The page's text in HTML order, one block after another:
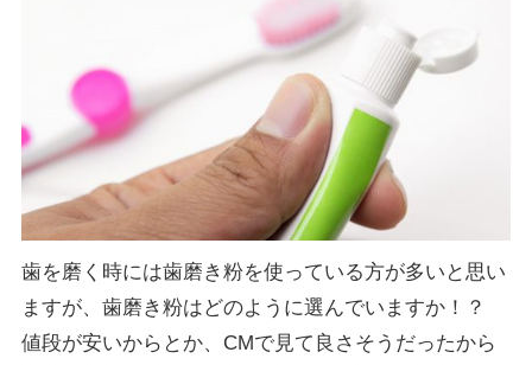
歯を磨く時には歯磨き粉を使っている方が多いと思い
ますが、歯磨き粉はどのように選んでいますか！？
値段が安いからとか、CMで見て良さそうだったから